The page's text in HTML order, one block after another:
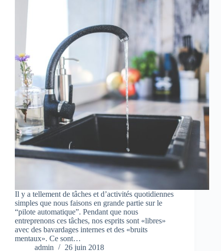
Il y a tellement de tâches et d’activités quotidiennes
simples que nous faisons en grande partie sur le
“pilote automatique”. Pendant que nous
entreprenons ces tâches, nos esprits sont «libres»
avec des bavardages internes et des «bruits
mentaux». Ce sont…
admin
26 juin 2018